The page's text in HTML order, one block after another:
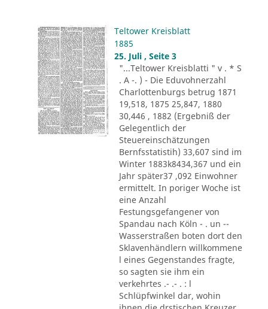
Teltower Kreisblatt
1885
25. Juli , Seite 3
"...Teltower Kreisblatti " v . * S
. A -. ) - Die Eduvohnerzahl
Charlottenburgs betrug 1871
19,518, 1875 25,847, 1880
30,446 , 1882 (Ergebniß der
Gelegentlich der
Steuereinschätzungen
Bernfsstatistih) 33,607 sind im
Winter 1883k8434,367 und ein
Jahr später37 ,092 Einwohner
ermittelt. In poriger Woche ist
eine Anzahl
Festungsgefangener von
Spandau nach Köln - . un --
Wasserstraßen boten dort den
Sklavenhändlern willkommene
l eines Gegenstandes fragte,
so sagten sie ihm ein
verkehrtes .- .- . : l
Schlüpfwinkel dar, wohin